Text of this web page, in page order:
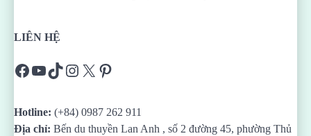
LIÊN HỆ
Facebook
YouTube
TikTok
Instagram
X Pinterest
Hotline: (+84) 0987 262 911
Địa chỉ: Bến du thuyền Lan Anh , số 2 đường 45, phường Thủ